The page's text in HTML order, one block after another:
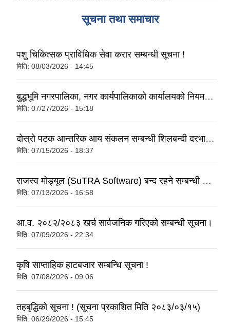
सूचना तथा समाचार
पशु चिकित्सक प्राविधिक सेवा करार सम्बन्धी सूचना !
मिति: 08/03/2026 - 14:45
बुद्धभूमि नगरपालिका, नगर कार्यपालिकाको कार्यालयको नियमनक्षेत्र भित्र सञ्चालित सहकारी संस्थाहरु लाई जारी गरिएको निर्देशन, २०८३
मिति: 07/27/2026 - 15:18
दोस्रो पटक आन्तरिक आय संकलन सम्बन्धी शिलबन्दी दरभाउपत्र आब्हान सम्बन्धी सूचना(कृषि साप्ताहिक हाटबजार) ।
मिति: 07/15/2026 - 18:37
राजस्व मोड्यूल (SuTRA Software) बन्द रहने सम्बन्धी सूचना।
मिति: 07/13/2026 - 16:58
आ.व. २०८२/२०८३ खर्च सार्वजनिक गरिएको सम्बन्धी सूचना।
मिति: 07/09/2026 - 22:34
कृषि साप्ताहिक हाटबजार सम्बन्धि सूचना !
मिति: 07/08/2026 - 09:06
तहबृद्धिको सूचना ! (सूचना प्रकाशित मिति २०८३/०३/१५)
मिति: 06/29/2026 - 15:45